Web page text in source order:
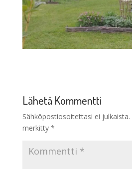
Lähetä Kommentti
Sähköpostiosoitettasi ei julkaista.
merkitty *